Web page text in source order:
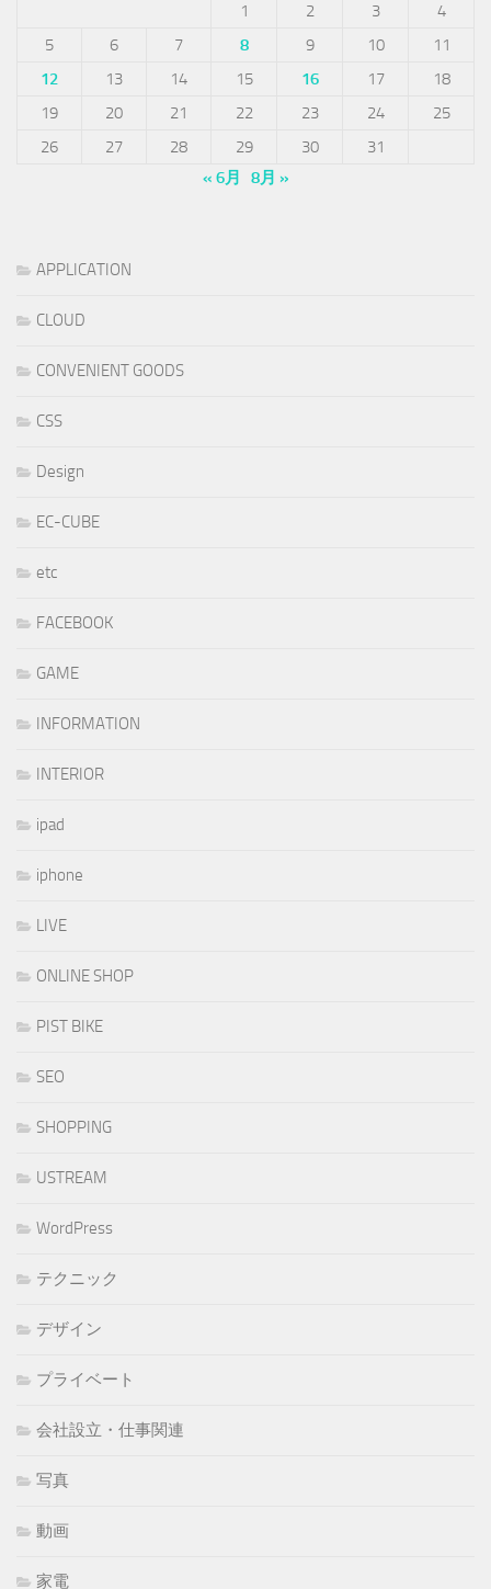
1
2 3
4
5
6 7 8 9 10
11
12
13 14 15 16 17
18
19
20 21 22 23 24
25
26
27 28 29 30
31
« 6月
8月 »
APPLICATION
CLOUD
CONVENIENT GOODS
CSS
Design
EC-CUBE
etc
FACEBOOK
GAME
INFORMATION
INTERIOR
ipad
iphone
LIVE
ONLINE SHOP
PIST BIKE
SEO
SHOPPING
USTREAM
WordPress
テクニック
デザイン
プライベート
会社設立・仕事関連
写真
動画
家電